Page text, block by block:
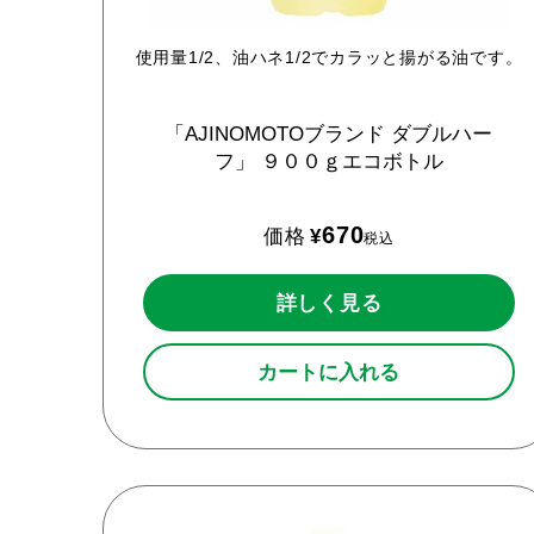
使用量1/2、油ハネ1/2でカラッと揚がる油です。
「AJINOMOTOブランド ダブルハー
フ」
９００ｇエコボトル
価格 ¥670税込
詳しく見る
カートに入れる